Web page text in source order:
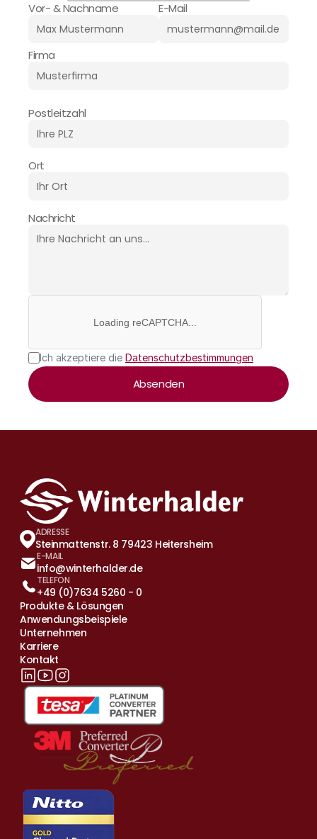
Vor- & Nachname E-Mail
Firma
Postleitzahl
Ort
Nachricht
Loading reCAPTCHA...
Ich akzeptiere die Datenschutzbestimmungen
Absenden
ADRESSE
Steinmattenstr. 8 79423 Heitersheim
E-MAIL
info@winterhalder.de
TELEFON
+49 (0)7634 5260 - 0
Produkte & Lösungen
Anwendungsbeispiele
Unternehmen
Karriere
Kontakt